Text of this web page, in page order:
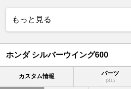
もっと見る
ホンダ シルバーウイング600
カスタム情報 パーツ
(31)